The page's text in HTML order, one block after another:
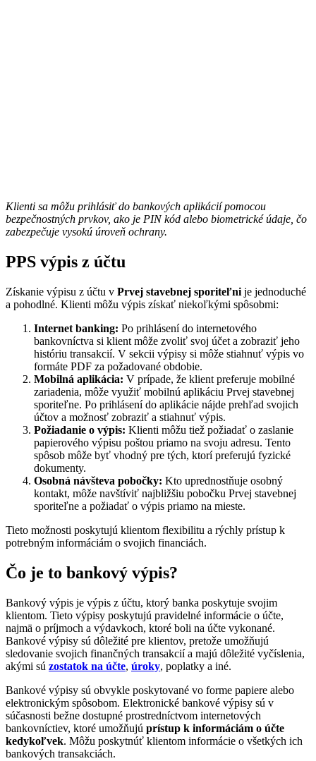
Klienti sa môžu prihlásiť do bankových aplikácií pomocou
bezpečnostných prvkov, ako je PIN kód alebo biometrické údaje, čo
zabezpečuje vysokú úroveň ochrany.
PPS výpis z účtu
Získanie výpisu z účtu v Prvej stavebnej sporiteľni je jednoduché
a pohodlné. Klienti môžu výpis získať niekoľkými spôsobmi:
Internet banking: Po prihlásení do internetového
bankovníctva si klient môže zvoliť svoj účet a zobraziť jeho
históriu transakcií. V sekcii výpisy si môže stiahnuť výpis vo
formáte PDF za požadované obdobie.
Mobilná aplikácia: V prípade, že klient preferuje mobilné
zariadenia, môže využiť mobilnú aplikáciu Prvej stavebnej
sporiteľne. Po prihlásení do aplikácie nájde prehľad svojich
účtov a možnosť zobraziť a stiahnuť výpis.
Požiadanie o výpis: Klienti môžu tiež požiadať o zaslanie
papierového výpisu poštou priamo na svoju adresu. Tento
spôsob môže byť vhodný pre tých, ktorí preferujú fyzické
dokumenty.
Osobná návšteva pobočky: Kto uprednostňuje osobný
kontakt, môže navštíviť najbližšiu pobočku Prvej stavebnej
sporiteľne a požiadať o výpis priamo na mieste.
Tieto možnosti poskytujú klientom flexibilitu a rýchly prístup k
potrebným informáciám o svojich financiách.
Čo je to bankový výpis?
Bankový výpis je výpis z účtu, ktorý banka poskytuje svojim
klientom. Tieto výpisy poskytujú pravidelné informácie o účte,
najmä o príjmoch a výdavkoch, ktoré boli na účte vykonané.
Bankové výpisy sú dôležité pre klientov, pretože umožňujú
sledovanie svojich finančných transakcií a majú dôležité vyčíslenia,
akými sú zostatok na účte, úroky, poplatky a iné.
Bankové výpisy sú obvykle poskytované vo forme papiere alebo
elektronickým spôsobom. Elektronické bankové výpisy sú v
súčasnosti bežne dostupné prostredníctvom internetových
bankovníctiev, ktoré umožňujú prístup k informáciám o účte
kedykoľvek. Môžu poskytnúť klientom informácie o všetkých ich
bankových transakciách.